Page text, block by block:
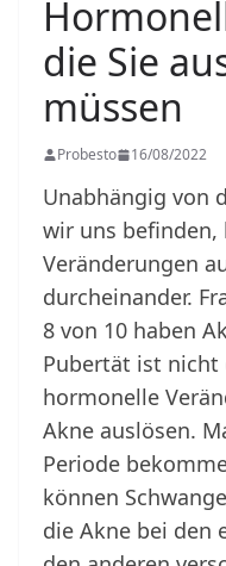
die Sie
müssen
Probesto 16/08/2022
Unabhängig von
wir uns
Veränderungen
durcheinander.
8 von 10 haben
Pubertät ist nicht
hormonelle
Akne auslösen.
Periode
können
die Akne bei den